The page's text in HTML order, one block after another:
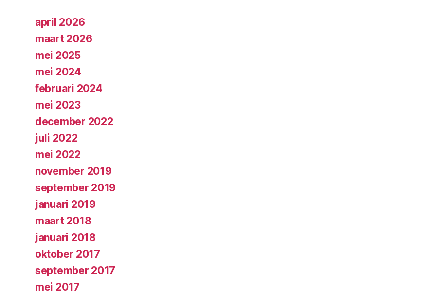
april 2026
maart 2026
mei 2025
mei 2024
februari 2024
mei 2023
december 2022
juli 2022
mei 2022
november 2019
september 2019
januari 2019
maart 2018
januari 2018
oktober 2017
september 2017
mei 2017